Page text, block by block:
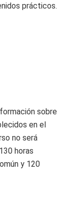
prácticos.
sobre
en el
no será
horas
y 120